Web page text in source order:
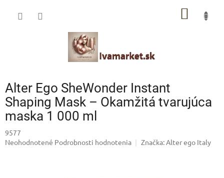
Alter Ego SheWonder Instant
Shaping Mask – Okamžitá tvarujúca
maska 1 000 ml
9577
Priemerné
Neohodnotené Podrobnosti hodnotenia Značka:Alter ego Italy
IVAMARKET poradca